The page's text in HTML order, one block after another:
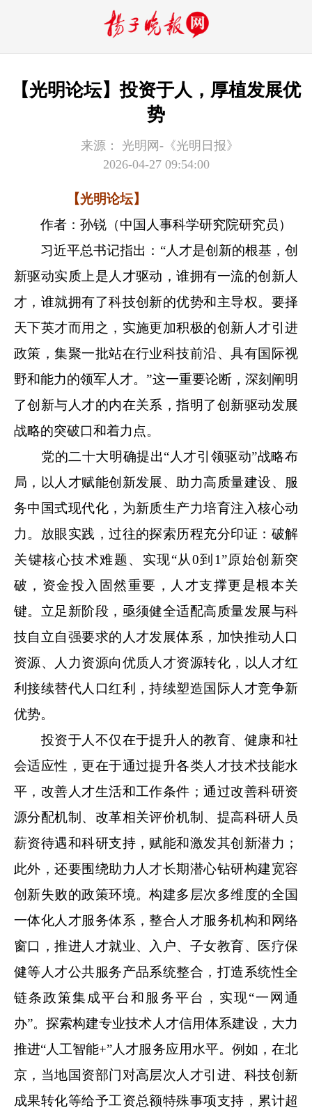
【光明论坛】投资于人，厚植发展优
势
来源：
光明网-《光明日报》
2026-04-27 09:54:00
【光明论坛】
作者：孙锐（中国人事科学研究院研究员）
习近平总书记指出：“人才是创新的根基，创
新驱动实质上是人才驱动，谁拥有一流的创新人
才，谁就拥有了科技创新的优势和主导权。要择
天下英才而用之，实施更加积极的创新人才引进
政策，集聚一批站在行业科技前沿、具有国际视
野和能力的领军人才。”这一重要论断，深刻阐明
了创新与人才的内在关系，指明了创新驱动发展
战略的突破口和着力点。
党的二十大明确提出“人才引领驱动”战略布
局，以人才赋能创新发展、助力高质量建设、服
务中国式现代化，为新质生产力培育注入核心动
力。放眼实践，过往的探索历程充分印证：破解
关键核心技术难题、实现“从0到1”原始创新突
破，资金投入固然重要，人才支撑更是根本关
键。立足新阶段，亟须健全适配高质量发展与科
技自立自强要求的人才发展体系，加快推动人口
资源、人力资源向优质人才资源转化，以人才红
利接续替代人口红利，持续塑造国际人才竞争新
优势。
投资于人不仅在于提升人的教育、健康和社
会适应性，更在于通过提升各类人才技术技能水
平，改善人才生活和工作条件；通过改善科研资
源分配机制、改革相关评价机制、提高科研人员
薪资待遇和科研支持，赋能和激发其创新潜力；
此外，还要围绕助力人才长期潜心钻研构建宽容
创新失败的政策环境。构建多层次多维度的全国
一体化人才服务体系，整合人才服务机构和网络
窗口，推进人才就业、入户、子女教育、医疗保
健等人才公共服务产品系统整合，打造系统性全
链条政策集成平台和服务平台，实现“一网通
办”。探索构建专业技术人才信用体系建设，大力
推进“人工智能+”人才服务应用水平。例如，在北
京，当地国资部门对高层次人才引进、科技创新
成果转化等给予工资总额特殊事项支持，累计超